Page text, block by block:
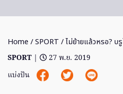
Home /SPORT / ไม่ย้ายแล้วหรอ?
SPORT |
27 พ.ย. 2019
แบ่งปัน